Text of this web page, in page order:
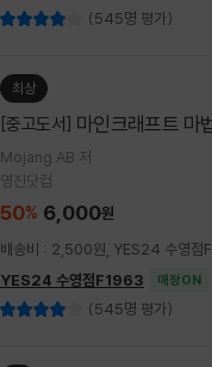
(545명 평가)
최상
[중고도서] 마인크래프트 마
Mojang AB 저
영진닷컴
50% 6,000원
배송비 : 2,500원, YES24 수영점
YES24 수영점F1963
매장ON
(545명 평가)